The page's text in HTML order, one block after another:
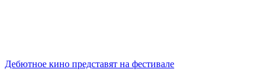
Дебютное кино представят на фестивале